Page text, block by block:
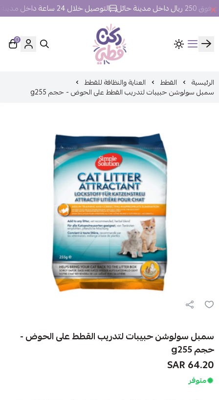
حائل التوصيل خلال 24 ساعة داخل مدينة حائل.
ركن قطي
0
الرئيسية القطط العناية والنظافة للقطط
سمبل سولوشن حبيبات لتدريب القطط على الحوض - حجم g255
سمبل سولوشن حبيبات لتدريب القطط على الحوض -
حجم g255
64.20 SAR
متوفر